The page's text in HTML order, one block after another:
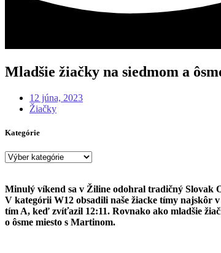
Mladšie žiačky na siedmom a
12 júna, 2023
Žiačky
Kategórie
Kategórie
Minulý víkend sa v Žiline odohral tradičný Slovak
V kategórii W12 obsadili naše žiacke tímy najskôr
tím A, keď zvíťazil 12:11. Rovnako ako mladšie
o ôsme miesto s Martinom.